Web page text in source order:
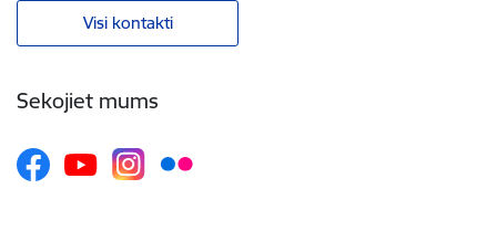
Visi kontakti
Sekojiet mums